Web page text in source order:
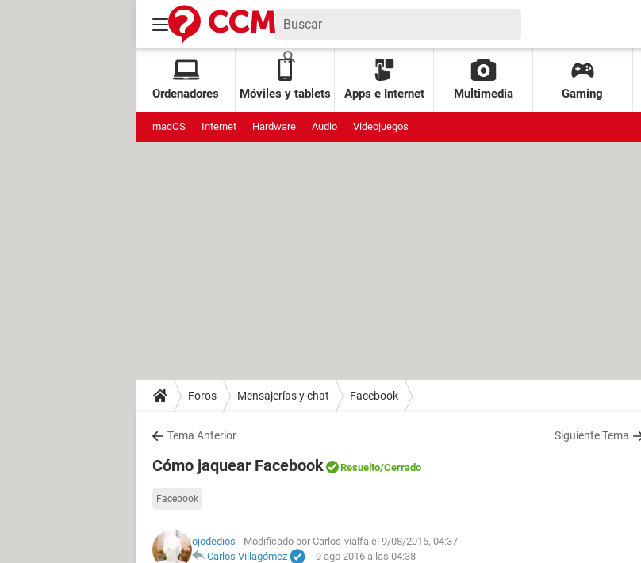
Ordenadores Móviles y tablets Apps e Internet Multimedia Gaming
macOS Internet Hardware Audio Videojuegos
Foros Mensajerías y chat Facebook
Tema Anterior Siguiente Tema
Cómo jaquear Facebook Resuelto/Cerrado
Facebook
ojodedios - Modificado por Carlos-vialfa el 9/08/2016, 04:37
Carlos Villagómez
- 9 ago 2016 a las 04:38